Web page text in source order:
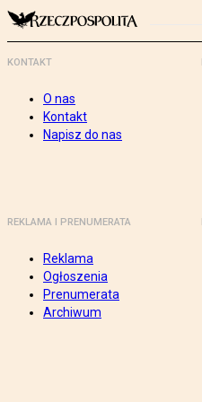
KONTAKT
O nas
Kontakt
Napisz do nas
REKLAMA I PRENUMERATA
Reklama
Ogłoszenia
Prenumerata
Archiwum